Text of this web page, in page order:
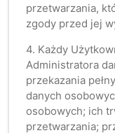
przetwarzania,
zgody przed jej
4. Każdy
Administratora
przekazania
danych
osobowych; ich
przetwarzania;